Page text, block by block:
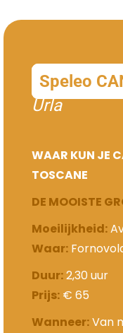
Speleo
Urla
WAAR KUN JE
TOSCANE
DE MOOISTE
Moeilijkheid:
Waar:
Duur:2,30 uur
Prijs: € 65
Wanneer:Van